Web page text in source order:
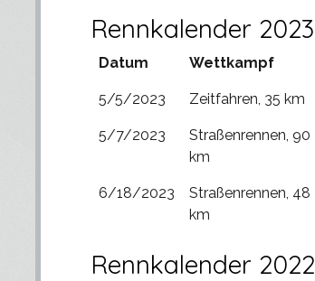
Rennkalender 2023
Datum Wettkampf
5/5/2023 Zeitfahren, 35 km
5/7/2023
Straßenrennen, 90
km
6/18/2023
Straßenrennen, 48
km
Rennkalender 2022